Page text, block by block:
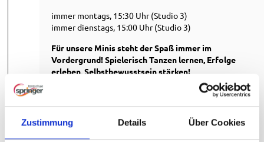
Zustimmung Details Über Cookies
immer montags, 15:30 Uhr (Studio 3)
immer dienstags, 15:00 Uhr (Studio 3)
Für unsere Minis steht der Spaß immer im
Vordergrund! Spielerisch Tanzen lernen, Erfolge
erleben, Selbstbewusstsein stärken!
Die Mamas und Papas entspannen sich bei einer Tasse
>Zur Anmeldung<